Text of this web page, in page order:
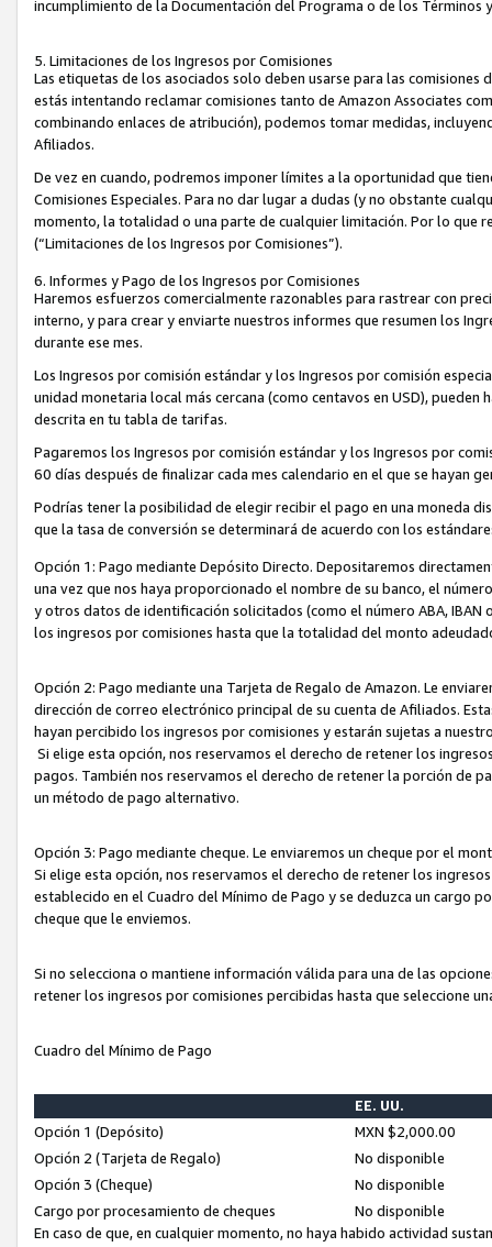
incumplimiento de la Documentación del Programa o de los Términos
5. Limitaciones de los Ingresos por Comisiones
Las etiquetas de los asociados solo deben usarse para las
estás intentando reclamar comisiones tanto de Amazon Associates
combinando enlaces de atribución), podemos tomar medidas,
Afiliados.
De vez en cuando, podremos imponer límites a la oportunidad que
Comisiones Especiales. Para no dar lugar a dudas (y no obstante
momento, la totalidad o una parte de cualquier limitación. Por lo que
(“Limitaciones de los Ingresos por Comisiones”).
6. Informes y Pago de los Ingresos por Comisiones
Haremos esfuerzos comercialmente razonables para rastrear con
interno, y para crear y enviarte nuestros informes que resumen los
durante ese mes.
Los Ingresos por comisión estándar y los Ingresos por comisión
unidad monetaria local más cercana (como centavos en USD),
descrita en tu tabla de tarifas.
Pagaremos los Ingresos por comisión estándar y los Ingresos por
60 días después de finalizar cada mes calendario en el que se hayan
Podrías tener la posibilidad de elegir recibir el pago en una moneda
que la tasa de conversión se determinará de acuerdo con los
Opción 1: Pago mediante Depósito Directo. Depositaremos
una vez que nos haya proporcionado el nombre de su banco, el
y otros datos de identificación solicitados (como el número ABA,
los ingresos por comisiones hasta que la totalidad del monto
Opción 2: Pago mediante una Tarjeta de Regalo de Amazon. Le
dirección de correo electrónico principal de su cuenta de Afiliados.
hayan percibido los ingresos por comisiones y estarán sujetas a
Si elige esta opción, nos reservamos el derecho de retener los
pagos. También nos reservamos el derecho de retener la porción de
un método de pago alternativo.
Opción 3: Pago mediante cheque. Le enviaremos un cheque por el
Si elige esta opción, nos reservamos el derecho de retener los
establecido en el Cuadro del Mínimo de Pago y se deduzca un cargo
cheque que le enviemos.
Si no selecciona o mantiene información válida para una de las
retener los ingresos por comisiones percibidas hasta que seleccione
Cuadro del Mínimo de Pago
EE. UU.
Opción 1 (Depósito)
MXN $2,000.00
Opción 2 (Tarjeta de Regalo)
No disponible
Opción 3 (Cheque)
No disponible
Cargo por procesamiento de cheques
No disponible
En caso de que, en cualquier momento, no haya habido actividad